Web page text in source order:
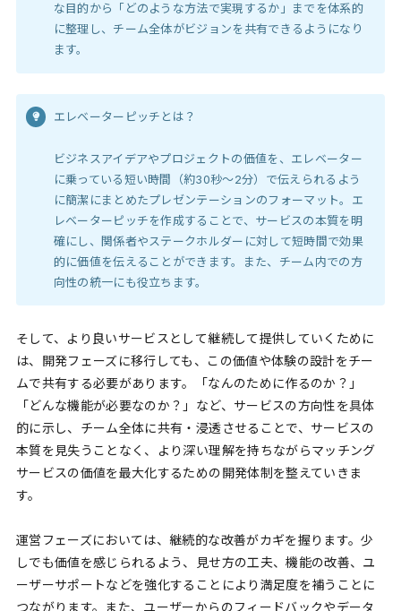
な目的から「どのような方法で実現するか」までを体系的
に整理し、チーム全体がビジョンを共有できるようになり
ます。
エレベーターピッチとは？
ビジネスアイデアやプロジェクトの価値を、エレベーター
に乗っている短い時間（約30秒〜2分）で伝えられるよう
に簡潔にまとめたプレゼンテーションのフォーマット。エ
レベーターピッチを作成することで、サービスの本質を明
確にし、関係者やステークホルダーに対して短時間で効果
的に価値を伝えることができます。また、チーム内での方
向性の統一にも役立ちます。
そして、より良いサービスとして継続して提供していくために
は、開発フェーズに移行しても、この価値や体験の設計をチー
ムで共有する必要があります。「なんのために作るのか？」
「どんな機能が必要なのか？」など、サービスの方向性を具体
的に示し、チーム全体に共有・浸透させることで、サービスの
本質を見失うことなく、より深い理解を持ちながらマッチング
サービスの価値を最大化するための開発体制を整えていきま
す。
運営フェーズにおいては、継続的な改善がカギを握ります。少
しでも価値を感じられるよう、見せ方の工夫、機能の改善、ユ
ーザーサポートなどを強化することにより満足度を補うことに
つながります。また、ユーザーからのフィードバックやデータ